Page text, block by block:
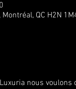
QC H2N
nous voulons